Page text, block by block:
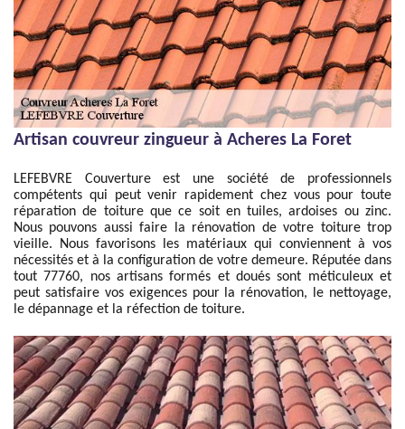
Artisan couvreur zingueur à Acheres La Foret
LEFEBVRE Couverture est une société de professionnels
compétents qui peut venir rapidement chez vous pour toute
réparation de toiture que ce soit en tuiles, ardoises ou zinc.
Nous pouvons aussi faire la rénovation de votre toiture trop
vieille. Nous favorisons les matériaux qui conviennent à vos
nécessités et à la configuration de votre demeure. Réputée dans
tout 77760, nos artisans formés et doués sont méticuleux et
peut satisfaire vos exigences pour la rénovation, le nettoyage,
le dépannage et la réfection de toiture.